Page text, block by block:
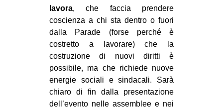
lavora, che faccia prendere
coscienza a chi sta dentro o fuori
dalla Parade (forse perché è
costretto a lavorare) che la
costruzione di nuovi diritti è
possibile, ma che richiede nuove
energie sociali e sindacali. Sarà
chiaro di fin dalla presentazione
dell’evento nelle assemblee e nei